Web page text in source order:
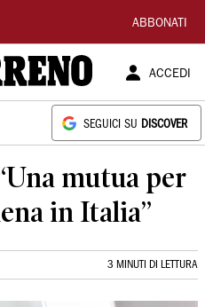
ABBONATI
ACCEDI
SEGUICI SU DISCOVER
mutua per
in Italia”
3 MINUTI DI LETTURA